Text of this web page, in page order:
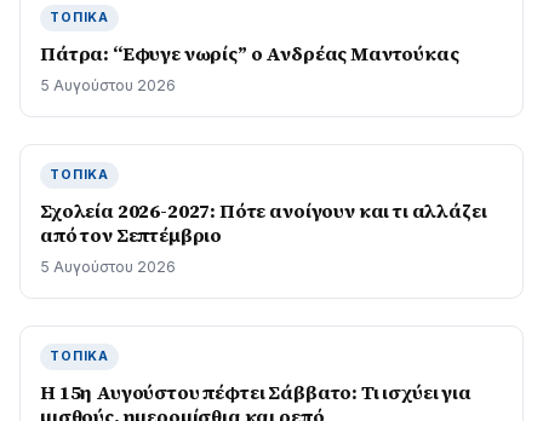
ΤΟΠΙΚΆ
Πάτρα: “Εφυγε νωρίς” ο Ανδρέας Μαντούκας
5 Αυγούστου 2026
ΤΟΠΙΚΆ
Σχολεία 2026-2027: Πότε ανοίγουν και τι αλλάζει
από τον Σεπτέμβριο
5 Αυγούστου 2026
ΤΟΠΙΚΆ
Η 15η Αυγούστου πέφτει Σάββατο: Τι ισχύει για